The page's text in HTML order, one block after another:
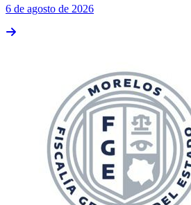
6 de agosto de 2026